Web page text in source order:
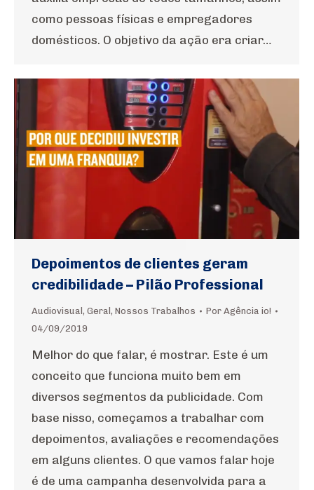
como pessoas físicas e empregadores
domésticos. O objetivo da ação era criar…
Depoimentos de clientes geram
credibilidade – Pilão Professional
Audiovisual , Geral , Nossos Trabalhos Por Agência io!
04/09/2019
Melhor do que falar, é mostrar. Este é um
conceito que funciona muito bem em
diversos segmentos da publicidade. Com
base nisso, começamos a trabalhar com
depoimentos, avaliações e recomendações
em alguns clientes. O que vamos falar hoje
é de uma campanha desenvolvida para a